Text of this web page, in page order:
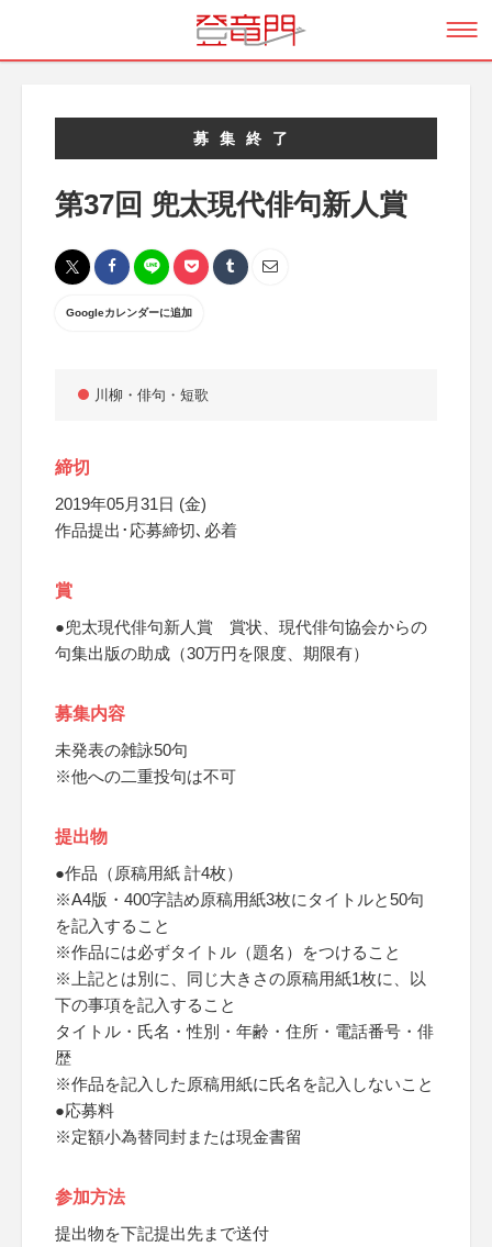
募集終了
第37回 兜太現代俳句新人賞
Googleカレンダーに追加
川柳・俳句・短歌
締切
2019年05月31日 (金)
作品提出･応募締切､必着
賞
●兜太現代俳句新人賞 賞状、現代俳句協会からの
句集出版の助成（30万円を限度、期限有）
募集内容
未発表の雑詠50句
※他への二重投句は不可
提出物
●作品（原稿用紙 計4枚）
※A4版・400字詰め原稿用紙3枚にタイトルと50句
を記入すること
※作品には必ずタイトル（題名）をつけること
※上記とは別に、同じ大きさの原稿用紙1枚に、以
下の事項を記入すること
タイトル・氏名・性別・年齢・住所・電話番号・俳
歴
※作品を記入した原稿用紙に氏名を記入しないこと
●応募料
※定額小為替同封または現金書留
参加方法
提出物を下記提出先まで送付